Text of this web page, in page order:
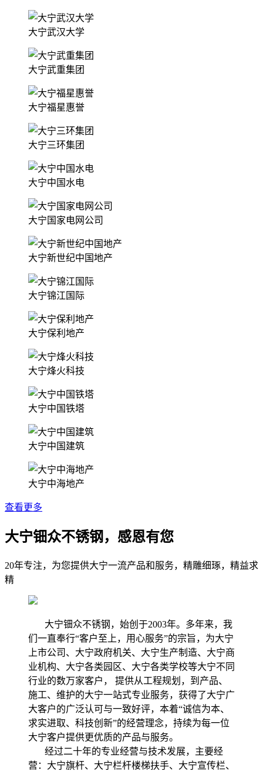
大宁武汉大学
大宁武重集团
大宁福星惠誉
大宁三环集团
大宁中国水电
大宁国家电网公司
大宁新世纪中国地产
大宁锦江国际
大宁保利地产
大宁烽火科技
大宁中国铁塔
大宁中国建筑
大宁中海地产
查看更多
大宁钿众不锈钢，感恩有您
20年专注，为您提供大宁一流产品和服务，精雕细琢，精益求
精
大宁钿众不锈钢，始创于2003年。多年来，我
们一直奉行“客户至上，用心服务”的宗旨，为大宁
上市公司、大宁政府机关、大宁生产制造、大宁商
业机构、大宁各类园区、大宁各类学校等大宁不同
行业的数万家客户， 提供从工程规划，到产品、
施工、维护的大宁一站式专业服务，获得了大宁广
大客户的广泛认可与一致好评，本着“诚信为本、
求实进取、科技创新”的经营理念，持续为每一位
大宁客户提供更优质的产品与服务。
经过二十年的专业经营与技术发展，主要经
营：大宁旗杆、大宁栏杆楼梯扶手、大宁宣传栏、